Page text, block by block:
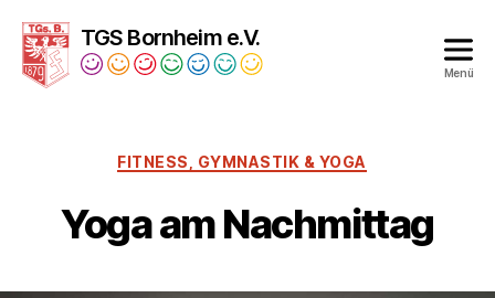
TGS Bornheim e.V.
Menü
FITNESS, GYMNASTIK & YOGA
Yoga am Nachmittag